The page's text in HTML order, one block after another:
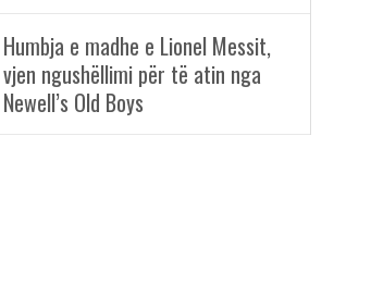
Humbja e madhe e Lionel Messit,
vjen ngushëllimi për të atin nga
Newell’s Old Boys